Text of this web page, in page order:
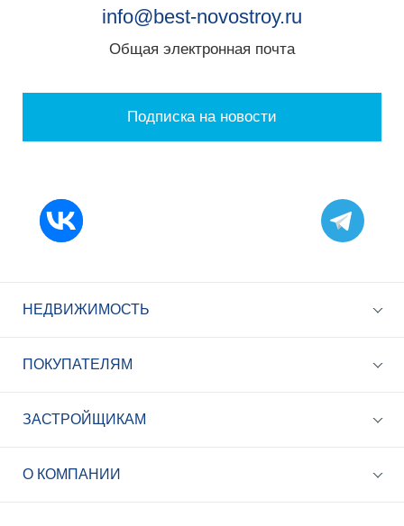
+7 (495) 785-56-17
info@best-novostroy.ru
Общая электронная почта
Подписка на новости
НЕДВИЖИМОСТЬ
ПОКУПАТЕЛЯМ
ЗАСТРОЙЩИКАМ
О КОМПАНИИ